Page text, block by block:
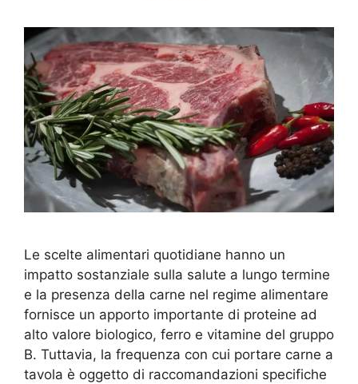
Le scelte alimentari quotidiane hanno un
impatto sostanziale sulla salute a lungo termine
e la presenza della carne nel regime alimentare
fornisce un apporto importante di proteine ad
alto valore biologico, ferro e vitamine del gruppo
B. Tuttavia, la frequenza con cui portare carne a
tavola è oggetto di raccomandazioni specifiche